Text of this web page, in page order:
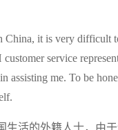
China, it is very difficult
customer service
assisting me. To be
生活的外籍人士，由